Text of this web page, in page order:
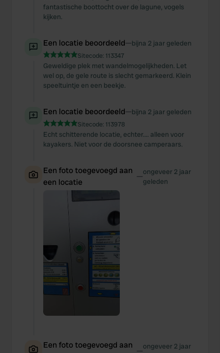
fantastische boottocht over de lagune, vogels
kijken.
Een locatie beoordeeld—bijna 2 jaar geleden
Sitecode: 113347
Geweldige plek met wandelmogelijkheden. Let
wel op, de gele route is slecht gemarkeerd. Klein
speeltuintje en een beekje.
Een locatie beoordeeld—bijna 2 jaar geleden
Sitecode: 113978
Echt schitterende locatie, echter.... alleen voor
kayakers. Niet voor de doorsnee camperaars.
Een foto toegevoegd aan
een locatie
—ongeveer 2 jaar
geleden
Een foto toegevoegd aan
—ongeveer 2 jaar